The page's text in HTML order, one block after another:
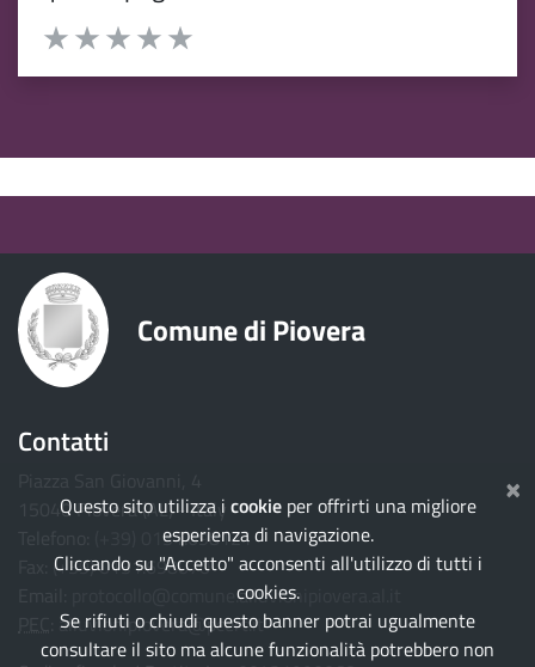
Questo sito utilizza i cookieper offrirti una migliore
esperienza di navigazione.
Cliccando su "Accetto" acconsenti all'utilizzo di tutti i
cookies.
Se rifiuti o chiudi questo banner potrai ugualmente
consultare il sito ma alcune funzionalità potrebbero non
×
Valuta da 1 a 5 stelle la pagina
Comune di Piovera
Contatti
15040 Piovera (AL) - Italy
(+39) 0131.698121
(+39) 0131.698070
protocollo@comune.alluvionipiovera.al.it
alluvionipiovera@pcert.it